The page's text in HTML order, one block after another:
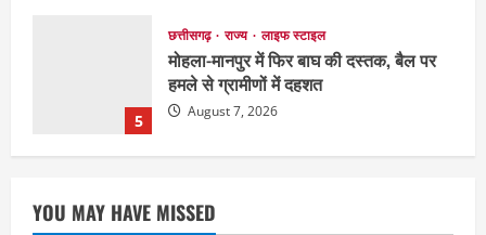
1
छत्तीसगढ़ राजनीति
151 किमी विधायक भावना बोहरा करेंगी
अमरकंटक से भोरमदेव तक पदयात्रा
August 8, 2026
मैक में इंटीरियर डिजाइन विभाग ने मनाया
राष्ट्रीय हथकरघा दिवस
YOU MAY HAVE MISSED